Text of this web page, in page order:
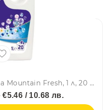
Гел за пране Sano Maxima Mountain Fresh, 1 л, 20 пранета
€5.46 / 10.68 лв.